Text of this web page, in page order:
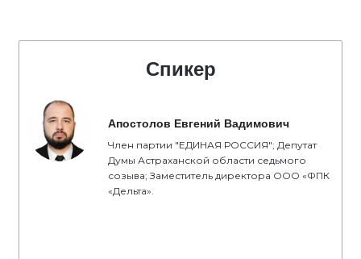
Спикер
Апостолов Евгений Вадимович
Член партии "ЕДИНАЯ РОССИЯ"; Депутат
Думы Астраханской области седьмого
созыва; Заместитель директора ООО «ФПК
«Дельта».